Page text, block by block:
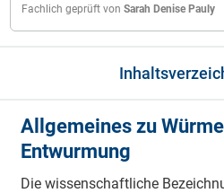
Fachlich geprüft von Sarah Denise Pauly
Allgemeines zu Würmern
Welche Würmer sind unter
Wie stelle ich fest, ob mein
Allgemeines zu
Entwurmung
Die wissenschaftliche